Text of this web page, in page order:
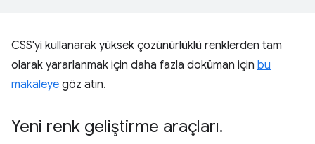
CSS'yi kullanarak yüksek çözünürlüklü renklerden tam
olarak yararlanmak için daha fazla doküman için bu
makaleye göz atın.
Yeni renk geliştirme araçları.